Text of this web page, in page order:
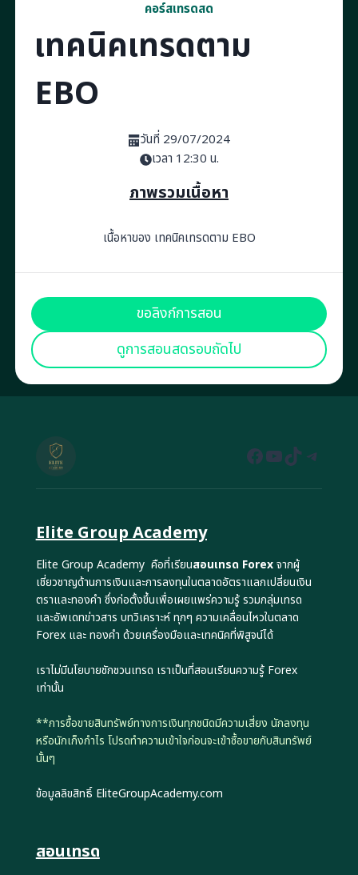
คอร์สเทรดสด
เทคนิคเทรดตาม
EBO
วันที่ 29/07/2024
เวลา 12:30 น.
ภาพรวมเนื้อหา
เนื้อหาของ เทคนิคเทรดตาม EBO
ขอลิงก์การสอน
ดูการสอนสดรอบถัดไป
Facebook
YouTube
TikTok
Elite Group Academy
Elite Group Academy คือที่เรียนสอนเทรด Forexจากผู้
เชี่ยวชาญด้านการเงินและการลงทุนในตลาดอัตราแลกเปลี่ยนเงิน
ตราและทองคำ ซึ่งก่อตั้งขึ้นเพื่อเผยแพร่ความรู้ รวมกลุ่มเทรด
และอัพเดทข่าวสาร บทวิเคราะห์ ทุกๆ ความเคลื่อนไหวในตลาด
Forex และ ทองคำ ด้วยเครื่องมือและเทคนิคที่พิสูจน์ได้
เราไม่มีนโยบายชักชวนเทรด เราเป็นที่สอนเรียนความรู้ Forex
เท่านั้น
**การซื้อขายสินทรัพย์ทางการเงินทุกชนิดมีความเสี่ยง นักลงทุน
หรือนักเก็งกำไร โปรดทำความเข้าใจก่อนจะเข้าซื้อขายกับสินทรัพย์
นั้นๆ
ข้อมูลลิขสิทธิ์ EliteGroupAcademy.com
สอนเทรด